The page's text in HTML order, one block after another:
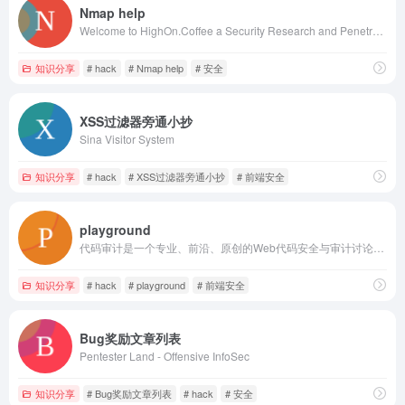
Nmap help
知识分享 # hack # Nmap help # 安全
XSS过滤器旁通小抄
Sina Visitor System
知识分享 # hack # XSS过滤器旁通小抄 # 前端安全
playground
知识分享 # hack # playground # 前端安全
Bug奖励文章列表
Pentester Land - Offensive InfoSec
知识分享 # Bug奖励文章列表 # hack # 安全